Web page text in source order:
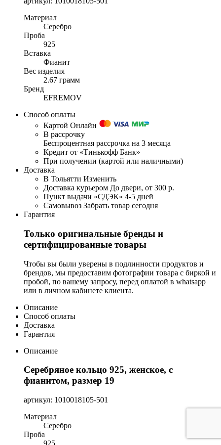
Материал
Серебро
Проба
925
Вставка
Фианит
Вес изделия
2.67 грамм
Бренд
EFREMOV
Способ оплаты
Картой Онлайн
В рассрочку
Беспроцентная рассрочка на 3 месяца
Кредит от «Тинькофф Банк»
При получении (картой или наличными)
Доставка
В Тольятти Изменить
Доставка курьером До двери, от 300 р.
Пункт выдачи «СДЭК» 4-5 дней
Самовывоз Забрать товар сегодня
Гарантия
Только оригинальные бренды и
сертифицированные товары
Чтобы вы были уверены в подлинности продуктов и
брендов, мы предоставим фотографии товара с биркой и
пробой, по вашему запросу, перед оплатой в whatsapp
или в личном кабинете клиента.
Описание
Способ оплаты
Доставка
Гарантия
Описание
Серебряное кольцо 925, женское, с
фианитом, размер 19
артикул: 1010018105-501
Материал
Серебро
Проба